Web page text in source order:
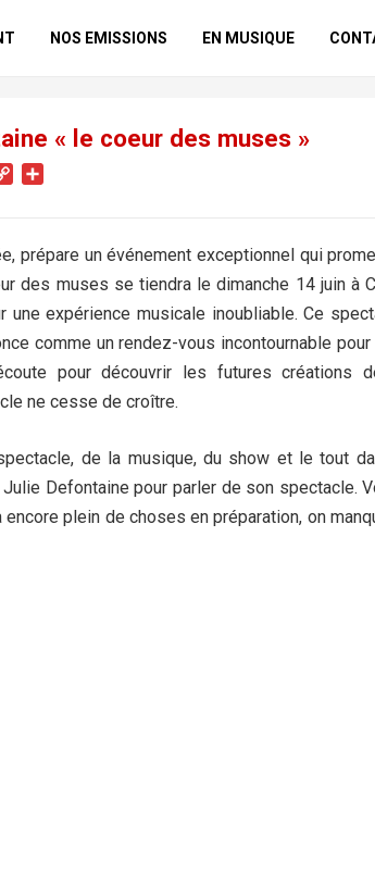
NOS EMISSIONS EN MUSIQUE
« le coeur des muses »
L
i
k
a
g
r
prépare un événement exceptionnel qui
des muses se tiendra le dimanche 14 juin à
expérience musicale inoubliable. Ce
comme un rendez-vous incontournable
pour découvrir les futures créations
ne cesse de croître.
de la musique, du show et le tout
Defontaine pour parler de son spectacle.
plein de choses en préparation, on